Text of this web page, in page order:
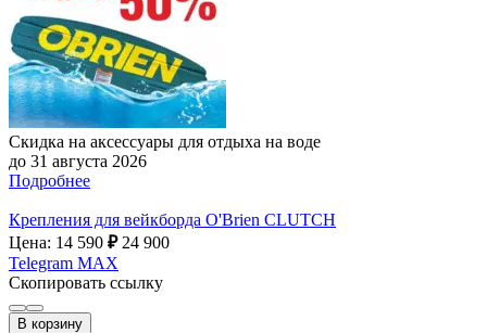
Скидка на аксессуары для отдыха на воде
до 31 августа 2026
Подробнее
Крепления для вейкборда O'Brien CLUTCH
Цена: 14 590 ₽ 24 900
Telegram MAX
Скопировать ссылку
В корзину